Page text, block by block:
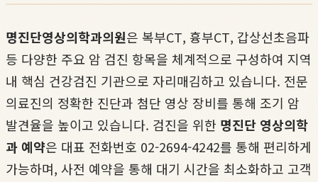
명진단영상의학과의원은 복부CT, 흉부CT, 갑상선초음파
등 다양한 주요 암 검진 항목을 체계적으로 구성하여 지역
내 핵심 건강검진 기관으로 자리매김하고 있습니다. 전문
의료진의 정확한 진단과 첨단 영상 장비를 통해 조기 암
발견율을 높이고 있습니다. 검진을 위한 명진단 영상의학
과 예약은 대표 전화번호 02-2694-4242를 통해 편리하게
가능하며, 사전 예약을 통해 대기 시간을 최소화하고 고객